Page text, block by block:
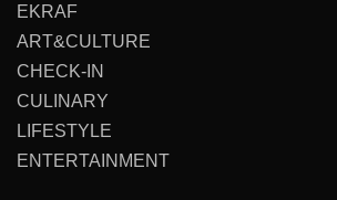
EKRAF
ART&CULTURE
CHECK-IN
CULINARY
LIFESTYLE
ENTERTAINMENT